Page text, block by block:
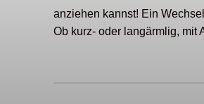
anziehen kannst! Ein
Ob kurz- oder langärmlig, mit